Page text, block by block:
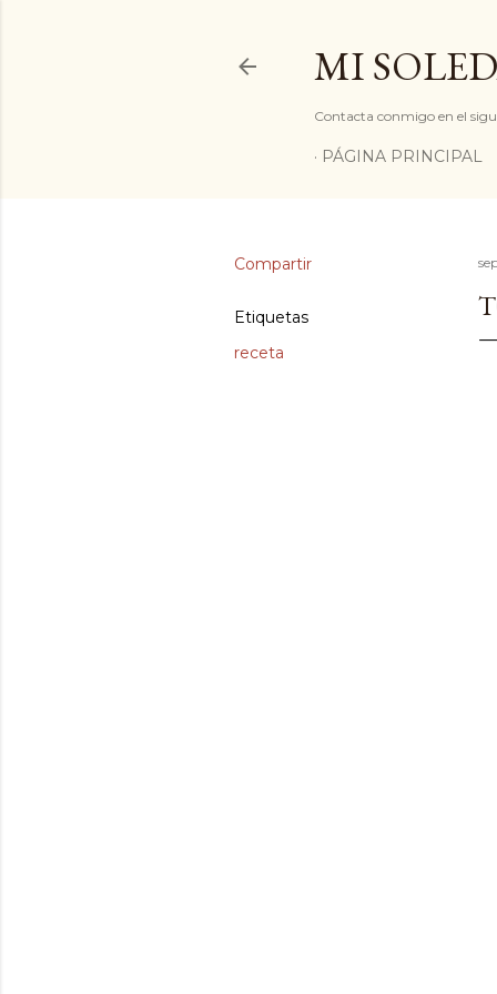
MI
Contacta conmigo en el
PÁGINA PRINCIPAL
Compartir
Etiquetas
receta